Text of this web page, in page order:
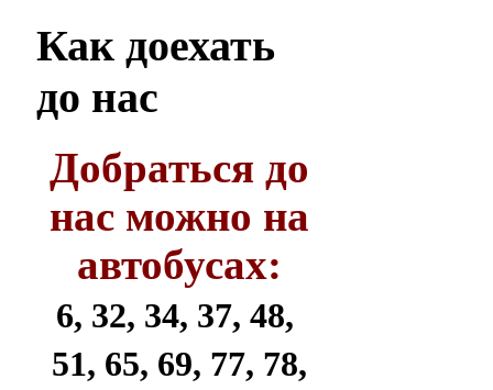
Как доехать
до нас
Добраться до
нас можно на
автобусах:
6, 32, 34, 37, 48,
51, 65, 69, 77, 78,